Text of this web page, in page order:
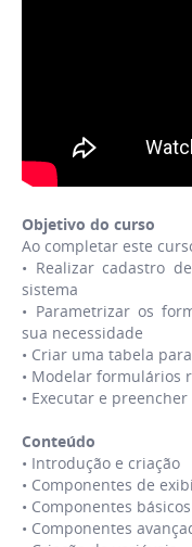
Objetivo do curso
Ao completar este
• Realizar cadastro
sistema
• Parametrizar os
sua necessidade
• Criar uma tabela
• Modelar formulários
• Executar e
Conteúdo
• Introdução e criação
• Componentes de
• Componentes básicos
• Componentes